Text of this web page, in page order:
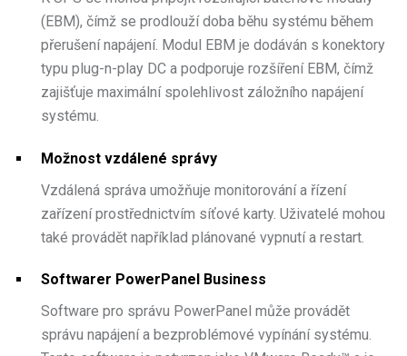
(EBM), čímž se prodlouží doba běhu systému během
přerušení napájení. Modul EBM je dodáván s konektory
typu plug-n-play DC a podporuje rozšíření EBM, čímž
zajišťuje maximální spolehlivost záložního napájení
systému.
Možnost vzdálené správy
Vzdálená správa umožňuje monitorování a řízení
zařízení prostřednictvím síťové karty. Uživatelé mohou
také provádět například plánované vypnutí a restart.
Softwarer PowerPanel Business
Software pro správu PowerPanel může provádět
správu napájení a bezproblémové vypínání systému.